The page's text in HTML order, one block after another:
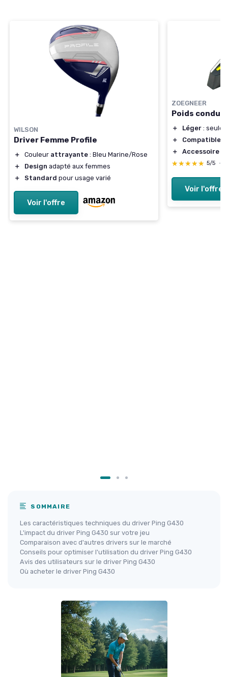
WILSON
Driver Femme Profile
＋ Couleur attrayante : Bleu Marine/Rose
＋
Design adapté aux femmes
＋
Standard pour usage varié
Voir l'offre
ZOEGNEER
Poids
＋ Léger :
＋
Compatible
＋
Accessoire
★★★★★
★★★★★ 5/5 —
Voir l'offre
SOMMAIRE
Les caractéristiques techniques du driver Ping G430
L'impact du driver Ping G430 sur votre jeu
Comparaison avec d'autres drivers sur le marché
Conseils pour optimiser l'utilisation du driver Ping G430
Avis des utilisateurs sur le driver Ping G430
Où acheter le driver Ping G430